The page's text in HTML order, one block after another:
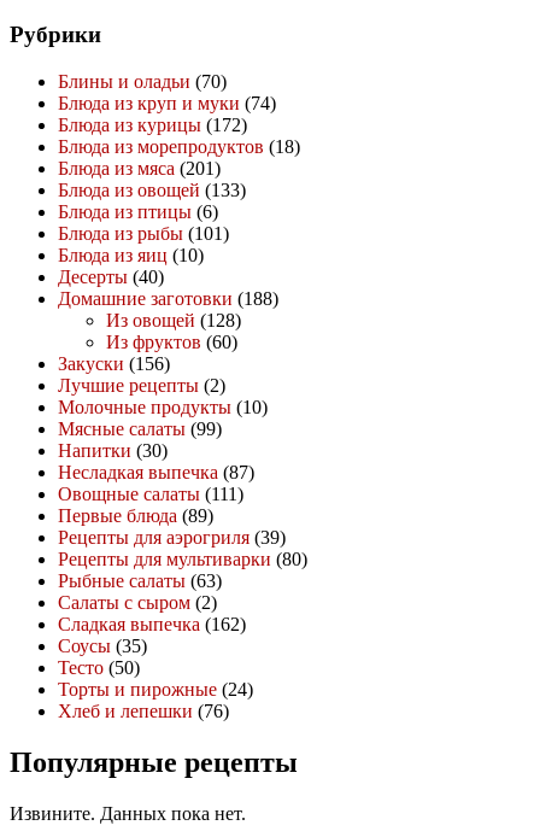
Рубрики
Блины и оладьи (70)
Блюда из круп и муки (74)
Блюда из курицы (172)
Блюда из морепродуктов (18)
Блюда из мяса (201)
Блюда из овощей (133)
Блюда из птицы (6)
Блюда из рыбы (101)
Блюда из яиц (10)
Десерты (40)
Домашние заготовки (188)
Из овощей (128)
Из фруктов (60)
Закуски (156)
Лучшие рецепты (2)
Молочные продукты (10)
Мясные салаты (99)
Напитки (30)
Несладкая выпечка (87)
Овощные салаты (111)
Первые блюда (89)
Рецепты для аэрогриля (39)
Рецепты для мультиварки (80)
Рыбные салаты (63)
Салаты с сыром (2)
Сладкая выпечка (162)
Соусы (35)
Тесто (50)
Торты и пирожные (24)
Хлеб и лепешки (76)
Популярные рецепты
Извините. Данных пока нет.